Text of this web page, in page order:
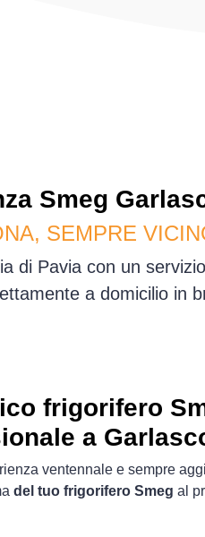
Smeg
SEMPRE
di Pavia con un
a domicilio in
frigorifero
a
ventennale e sempre
del tuo frigorifero Smeg al